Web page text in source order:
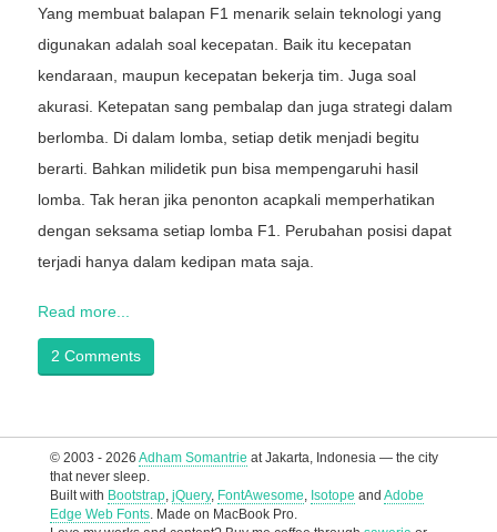
Yang membuat balapan F1 menarik selain teknologi yang
digunakan adalah soal kecepatan. Baik itu kecepatan
kendaraan, maupun kecepatan bekerja tim. Juga soal
akurasi. Ketepatan sang pembalap dan juga strategi dalam
berlomba. Di dalam lomba, setiap detik menjadi begitu
berarti. Bahkan milidetik pun bisa mempengaruhi hasil
lomba. Tak heran jika penonton acapkali memperhatikan
dengan seksama setiap lomba F1. Perubahan posisi dapat
terjadi hanya dalam kedipan mata saja.
Read more...
2 Comments
© 2003 - 2026 Adham Somantrie at Jakarta, Indonesia — the city
that never sleep.
Built with Bootstrap, jQuery, FontAwesome, Isotope and Adobe
Edge Web Fonts. Made on MacBook Pro.